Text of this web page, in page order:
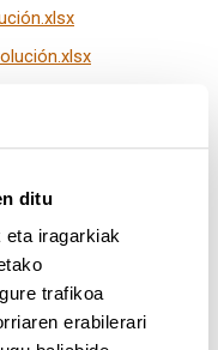
ditu
eta iragarkiak
trafikoa
erabilerari
Estandarizada -
- Solución.xlsx
de España -